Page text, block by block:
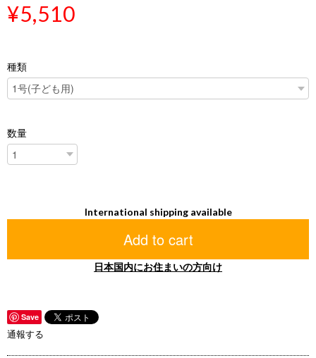
¥5,510
種類
数量
International shipping available
Add to cart
日本国内にお住まいの方向け
Save
通報する